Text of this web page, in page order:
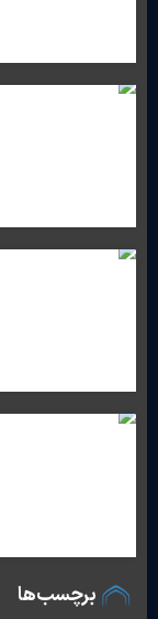
برچسب‌ها